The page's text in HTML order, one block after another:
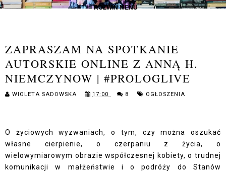
≡ ROZWIŃ MENU
ZAPRASZAM NA SPOTKANIE
AUTORSKIE ONLINE Z ANNĄ H.
NIEMCZYNOW | #PROLOGLIVE
WIOLETA SADOWSKA 17:00 8 OGŁOSZENIA
O życiowych wyzwaniach, o tym, czy można oszukać
własne cierpienie, o czerpaniu z życia, o
wielowymiarowym obrazie współczesnej kobiety, o trudnej
komunikacji w małżeństwie i o podróży do Stanów